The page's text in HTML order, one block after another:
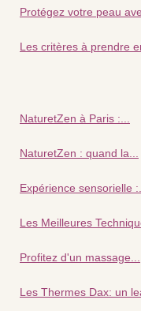
Protégez votre peau
Les critères à prendre
NaturetZen à Paris :...
NaturetZen : quand la...
Expérience sensorielle :...
Les Meilleures
Profitez d'un massage...
Les Thermes Dax: un